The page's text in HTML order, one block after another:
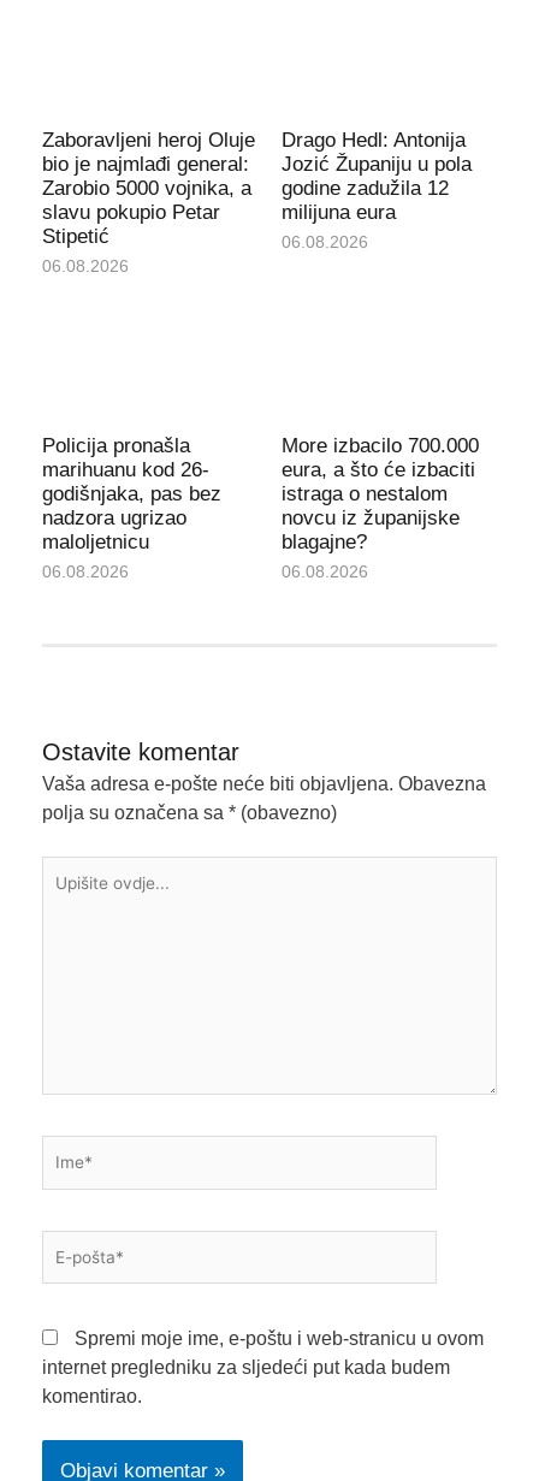
Zaboravljeni heroj Oluje
bio je najmlađi general:
Zarobio 5000 vojnika, a
slavu pokupio Petar
Stipetić
06.08.2026
Drago Hedl: Antonija
Jozić Županiju u pola
godine zadužila 12
milijuna eura
06.08.2026
Policija pronašla
marihuanu kod 26-
godišnjaka, pas bez
nadzora ugrizao
maloljetnicu
06.08.2026
More izbacilo 700.000
eura, a što će izbaciti
istraga o nestalom
novcu iz županijske
blagajne?
06.08.2026
Ostavite komentar
Vaša adresa e-pošte neće biti objavljena. Obavezna
polja su označena sa * (obavezno)
ovdje...
pošta*
Spremi moje ime, e-poštu i web-stranicu u ovom
internet pregledniku za sljedeći put kada budem
komentirao.